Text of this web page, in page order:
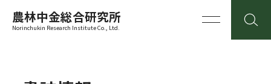
農林中金総合研究所
Norinchukin Research Institute Co., Ltd.